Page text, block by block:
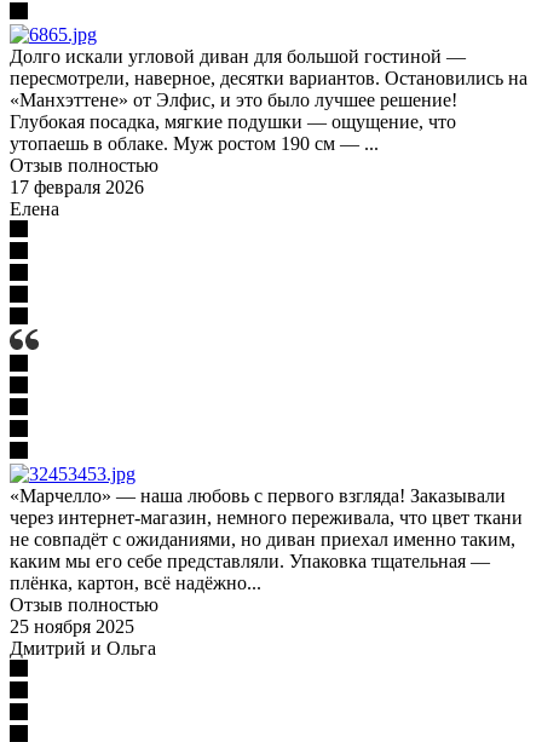
Долго искали угловой диван для большой гостиной —
пересмотрели, наверное, десятки вариантов. Остановились на
«Манхэттене» от Элфис, и это было лучшее решение!
Глубокая посадка, мягкие подушки — ощущение, что
утопаешь в облаке. Муж ростом 190 см — ...
Отзыв полностью
17 февраля 2026
Елена
«Марчелло» — наша любовь с первого взгляда! Заказывали
через интернет-магазин, немного переживала, что цвет ткани
не совпадёт с ожиданиями, но диван приехал именно таким,
каким мы его себе представляли. Упаковка тщательная —
плёнка, картон, всё надёжно...
Отзыв полностью
25 ноября 2025
Дмитрий и Ольга